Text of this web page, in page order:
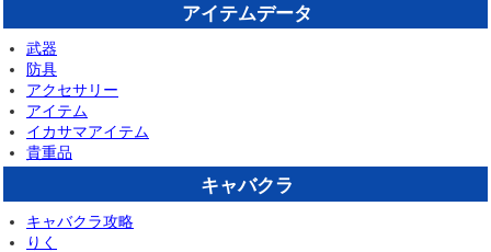
アイテムデータ
武器
防具
アクセサリー
アイテム
イカサマアイテム
貴重品
キャバクラ
キャバクラ攻略
りく